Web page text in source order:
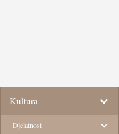
Kultura
Djelatnost